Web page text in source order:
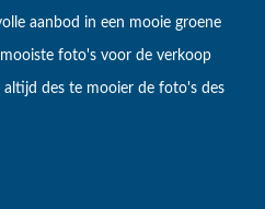
aanbod in een mooie groene
foto's voor de verkoop
altijd des te mooier de foto's des